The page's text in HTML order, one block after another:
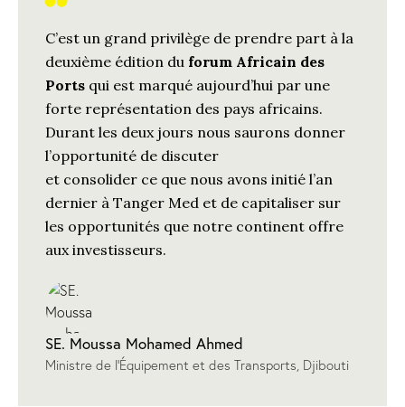
C’est un grand privilège de prendre part à la
deuxième édition du forum Africain des
Ports qui est marqué aujourd’hui par une
forte représentation des pays africains.
Durant les deux jours nous saurons donner
l’opportunité de discuter
et consolider ce que nous avons initié l’an
dernier à Tanger Med et de capitaliser sur
les opportunités que notre continent offre
aux investisseurs.
SE. Moussa Mohamed Ahmed
Ministre de l’Équipement et des Transports, Djibouti